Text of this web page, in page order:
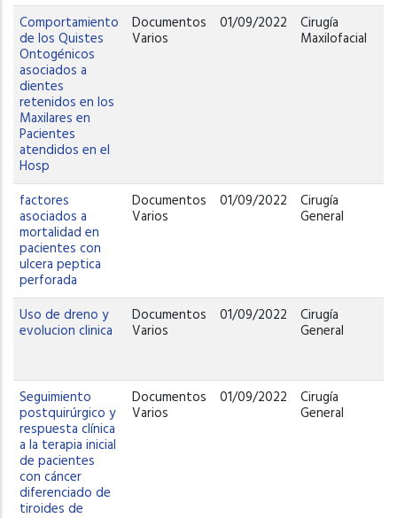
Comportamiento
de los Quistes
Ontogénicos
asociados a
dientes
retenidos en los
Maxilares en
Pacientes
atendidos en el
Hosp
Documentos
Varios
01/09/2022 Cirugía
Maxilofacial
factores
asociados a
mortalidad en
pacientes con
ulcera peptica
perforada
Documentos
Varios
01/09/2022 Cirugía
General
Uso de dreno y
evolucion clinica
Documentos
Varios
01/09/2022 Cirugía
General
Seguimiento
postquirúrgico y
respuesta clínica
a la terapia inicial
de pacientes
con cáncer
diferenciado de
tiroides de
Documentos
Varios
01/09/2022 Cirugía
General